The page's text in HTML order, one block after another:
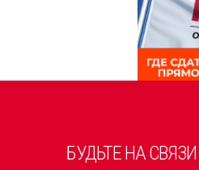
БУДЬТЕ НА СВЯЗИ